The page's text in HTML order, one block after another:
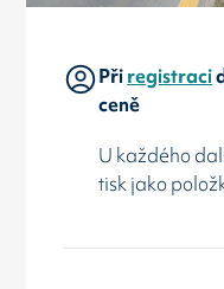
Přiregistraci
ceně
U každého
tisk jako